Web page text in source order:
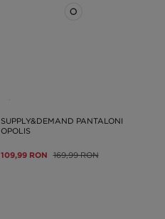
SUPPLY&DEMAND PANTALONI
OPOLIS
109,99 RON 169,99 RON